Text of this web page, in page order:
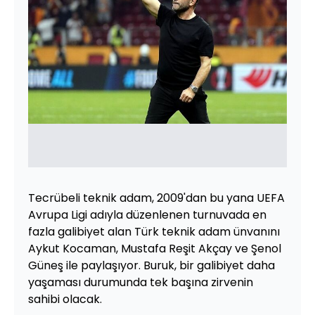
Tecrübeli teknik adam, 2009'dan bu yana UEFA
Avrupa Ligi adıyla düzenlenen turnuvada en
fazla galibiyet alan Türk teknik adam ünvanını
Aykut Kocaman, Mustafa Reşit Akçay ve Şenol
Güneş ile paylaşıyor. Buruk, bir galibiyet daha
yaşaması durumunda tek başına zirvenin
sahibi olacak.